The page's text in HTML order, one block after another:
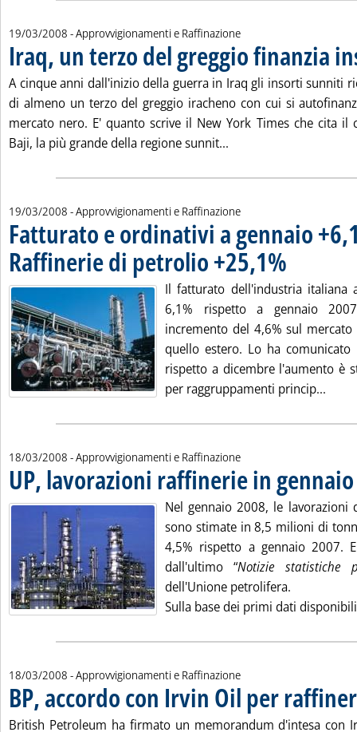
19/03/2008 - Approvvigionamenti e Raffinazione
Iraq, un terzo del greggio finanzia
A cinque anni dall'inizio della guerra in Iraq gli insorti sunniti
di almeno un terzo del greggio iracheno con cui si
mercato nero. E' quanto scrive il New York Times che cita il
Baji, la più grande della regione sunnit...
19/03/2008 - Approvvigionamenti e Raffinazione
Fatturato e ordinativi a gennaio
Raffinerie di petrolio +25,1%
Il fatturato dell'industria italiana
6,1% rispetto a gennaio
incremento del 4,6% sul
quello estero. Lo ha comunicato
rispetto a dicembre l'aumento è
per raggruppamenti princip...
18/03/2008 - Approvvigionamenti e Raffinazione
UP, lavorazioni raffinerie in
Nel gennaio 2008, le lavorazioni
sono stimate in 8,5 milioni di
4,5% rispetto a gennaio 2007.
dall'ultimo “Notizie statistiche
dell'Unione petrolifera.
Sulla base dei primi dati
18/03/2008 - Approvvigionamenti e Raffinazione
BP, accordo con Irvin Oil per
British Petroleum ha firmato un memorandum d'intesa con